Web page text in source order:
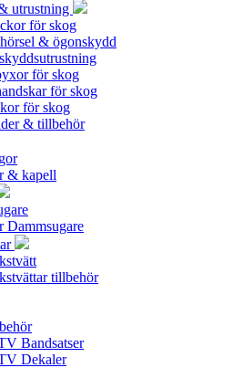
utrustning
för skog
& ögonskydd
för skog
för skog
för skog
& tillbehör
& kapell
Dammsugare
tillbehör
Bandsatser
Dekaler